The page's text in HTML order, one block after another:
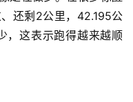
还剩2公里，42.195公
，这表示跑得越来越顺